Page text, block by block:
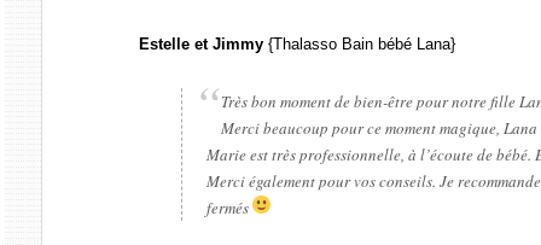
Estelle et Jimmy {Thalasso Bain bébé Lana}
Très bon moment de bien-être pour notre fille
Merci beaucoup pour ce moment magique,
Marie est très professionnelle, à l’écoute de bébé.
Merci également pour vos conseils. Je
fermés